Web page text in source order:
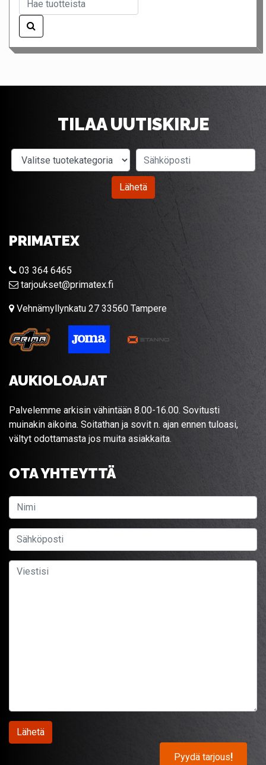
TILAA UUTISKIRJE
Valitse tuotekategoria
Lähetä
PRIMATEX
03 364 6465
tarjoukset@primatex.fi
Vehnämyllynkatu 27 33560 Tampere
AUKIOLOAJAT
Palvelemme arkisin vähintään 8.00-16.00. Sovitusti
muinakin aikoina. Soitathan ja sovit n. ajan ennen tuloasi,
vältyt odottamasta jos muita asiakkaita.
OTA YHTEYTTÄ
Pyydä tarjous!